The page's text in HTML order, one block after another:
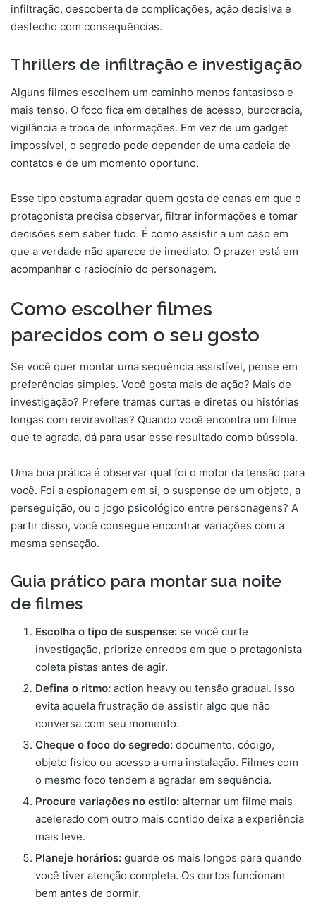
infiltração, descoberta de complicações, ação decisiva e
desfecho com consequências.
Thrillers de infiltração e investigação
Alguns filmes escolhem um caminho menos fantasioso e
mais tenso. O foco fica em detalhes de acesso, burocracia,
vigilância e troca de informações. Em vez de um gadget
impossível, o segredo pode depender de uma cadeia de
contatos e de um momento oportuno.
Esse tipo costuma agradar quem gosta de cenas em que o
protagonista precisa observar, filtrar informações e tomar
decisões sem saber tudo. É como assistir a um caso em
que a verdade não aparece de imediato. O prazer está em
acompanhar o raciocínio do personagem.
Como escolher filmes
parecidos com o seu gosto
Se você quer montar uma sequência assistível, pense em
preferências simples. Você gosta mais de ação? Mais de
investigação? Prefere tramas curtas e diretas ou histórias
longas com reviravoltas? Quando você encontra um filme
que te agrada, dá para usar esse resultado como bússola.
Uma boa prática é observar qual foi o motor da tensão para
você. Foi a espionagem em si, o suspense de um objeto, a
perseguição, ou o jogo psicológico entre personagens? A
partir disso, você consegue encontrar variações com a
mesma sensação.
Guia prático para montar sua noite
de filmes
Escolha o tipo de suspense: se você curte
investigação, priorize enredos em que o protagonista
coleta pistas antes de agir.
Defina o ritmo: action heavy ou tensão gradual. Isso
evita aquela frustração de assistir algo que não
conversa com seu momento.
Cheque o foco do segredo: documento, código,
objeto físico ou acesso a uma instalação. Filmes com
o mesmo foco tendem a agradar em sequência.
Procure variações no estilo: alternar um filme mais
acelerado com outro mais contido deixa a experiência
mais leve.
Planeje horários: guarde os mais longos para quando
você tiver atenção completa. Os curtos funcionam
bem antes de dormir.